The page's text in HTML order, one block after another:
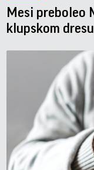
Mesi preboleo
klupskom